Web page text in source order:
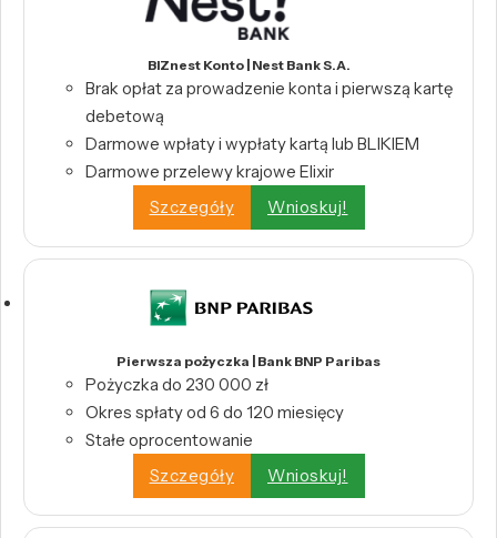
BIZnest Konto | Nest Bank S.A.
Brak opłat za prowadzenie konta i pierwszą kartę
debetową
Darmowe wpłaty i wypłaty kartą lub BLIKIEM
Darmowe przelewy krajowe Elixir
Szczegóły
Wnioskuj!
Pierwsza pożyczka | Bank BNP Paribas
Pożyczka do 230 000 zł
Okres spłaty od 6 do 120 miesięcy
Stałe oprocentowanie
Szczegóły
Wnioskuj!